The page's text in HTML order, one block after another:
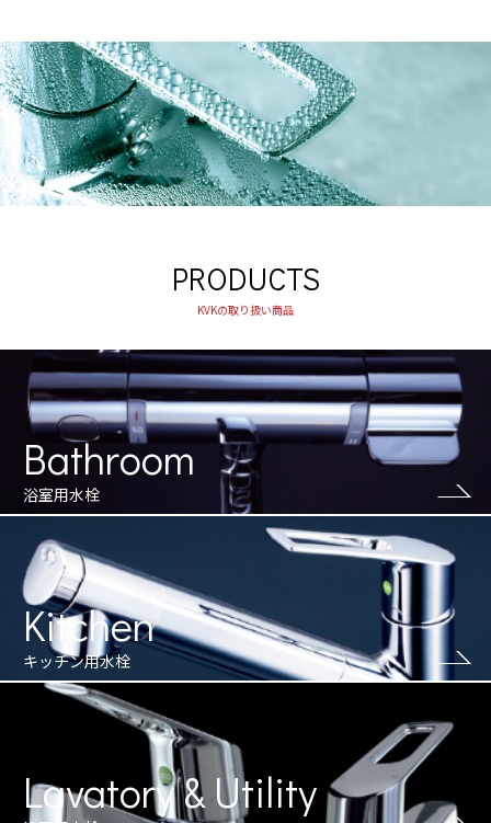
PRODUCTS
KVKの取り扱い商品
Bathroom
浴室用水栓
Kitchen
キッチン用水栓
Lavatory & Utility